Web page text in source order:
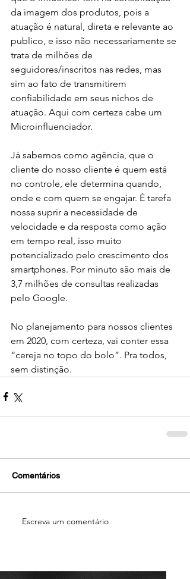
da imagem dos produtos, pois a
atuação é natural, direta e relevante ao
publico, e isso não necessariamente se
trata de milhões de
seguidores/inscritos nas redes, mas
sim ao fato de transmitirem
confiabilidade em seus nichos de
atuação. Aqui com certeza cabe um
Microinfluenciador.
Já sabemos como agência, que o
cliente do nosso cliente é quem está
no controle, ele determina quando,
onde e com quem se engajar. É tarefa
nossa suprir a necessidade de
velocidade e da resposta como ação
em tempo real, isso muito
potencializado pelo crescimento dos
smartphones. Por minuto são mais de
3,7 milhões de consultas realizadas
pelo Google.
No planejamento para nossos clientes
em 2020, com certeza, vai conter essa
“cereja no topo do bolo”. Pra todos,
sem distinção.
Comentários
Escreva um comentário